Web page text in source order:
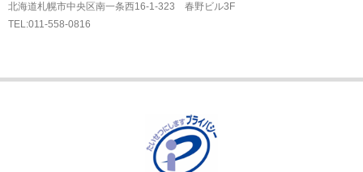
北海道札幌市中央区南一条西16-1-323 春野ビル3F
TEL:011-558-0816